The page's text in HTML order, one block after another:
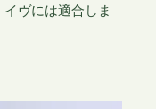
ヴには適合しま